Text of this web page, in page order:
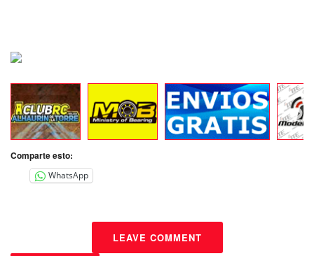
Comparte esto:
WhatsApp
LEAVE COMMENT